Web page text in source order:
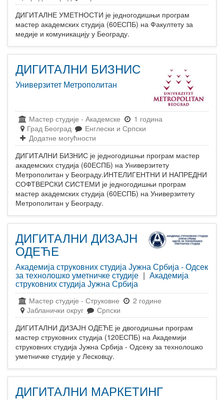
ДИГИТАЛНЕ УМЕТНОСТИ је једногодишњи програм
мастер академских студија (60ЕСПБ) на Факултету за
медије и комуникацију у Београду.
ДИГИТАЛНИ БИЗНИС
Универзитет Метрополитан
Мастер студије - Академске
1 година
Град Београд
Енглески и Српски
Додатне могућности
ДИГИТАЛНИ БИЗНИС је једногодишњи програм мастер
академских студија (60ЕСПБ) на Универзитету
Метрополитан у Београду.ИНТЕЛИГЕНТНИ И НАПРЕДНИ
СОФТВЕРСКИ СИСТЕМИ је једногодишњи програм
мастер академских студија (60ЕСПБ) на Универзитету
Метрополитан у Београду.
ДИГИТАЛНИ ДИЗАЈН
ОДЕЋЕ
Академија струковних студија Јужна Србија - Одсек
за технолошко уметничке студије | Академија
струковних студија Јужна Србија
Мастер студије - Струковне
2 године
Јабланички округ
Српски
ДИГИТАЛНИ ДИЗАЈН ОДЕЋЕ је двогодишњи програм
мастер струковних студија (120ЕСПБ) на Академији
струковних студија Јужна Србија - Одсеку за технолошко
уметничке студије у Лесковцу.
ДИГИТАЛНИ МАРКЕТИНГ